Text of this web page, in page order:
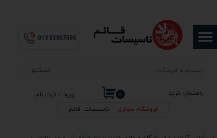
013​​​​​​​ 33367595
جستجو
ورود / ثبت نام
حساب کاربری من
تغییر گذر واژه
خروج از حساب کاربری
راهنمای خرید ۰
فروشگاه مجازی تاسیسات قائم